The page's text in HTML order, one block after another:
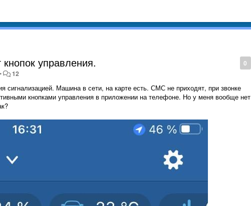
0
управления.
• 12
сигнализацией. Машина в сети, на карте есть. СМС не приходят, при звонке
кнопками управления в приложении на телефоне. Но у меня вообще нет